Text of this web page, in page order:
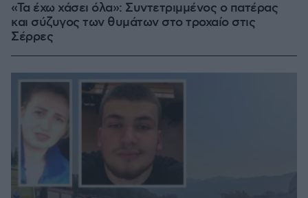
«Τα έχω χάσει όλα»: Συντετριμμένος ο πατέρας
και σύζυγος των θυμάτων στο τροχαίο στις
Σέρρες